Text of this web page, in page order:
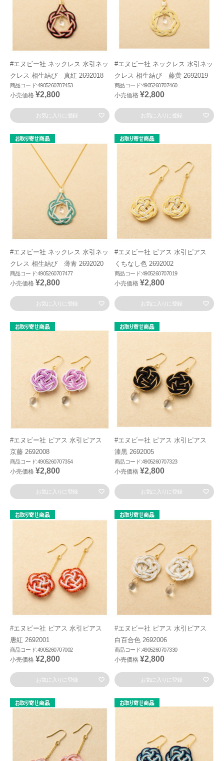
#エヌビー社 ネックレス 水引ネッ
クレス 相生結び 真紅 2692018
商品コード:4905260707453
小売価格 ¥2,800
お気に入りに登録
#エヌビー社 ネックレス 水引ネッ
クレス 相生結び 藤黄 2692019
商品コード:4905260707460
小売価格 ¥2,800
お気に入りに登録
#エヌビー社 ネックレス 水引ネッ
クレス 相生結び 薄青 2692020
商品コード:4905260707477
小売価格 ¥2,800
お気に入りに登録
#エヌビー社 ピアス 水引ピアス
くちなし色 2692002
商品コード:4905260707019
小売価格 ¥2,800
お気に入りに登録
#エヌビー社 ピアス 水引ピアス
京藤 2692008
商品コード:4905260707354
小売価格 ¥2,800
お気に入りに登録
#エヌビー社 ピアス 水引ピアス
漆黒 2692005
商品コード:4905260707323
小売価格 ¥2,800
お気に入りに登録
#エヌビー社 ピアス 水引ピアス
唐紅 2692001
商品コード:4905260707002
小売価格 ¥2,800
お気に入りに登録
#エヌビー社 ピアス 水引ピアス
白百合色 2692006
商品コード:4905260707330
小売価格 ¥2,800
お気に入りに登録